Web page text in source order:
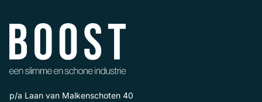
p/a Laan van Malkenschoten 40